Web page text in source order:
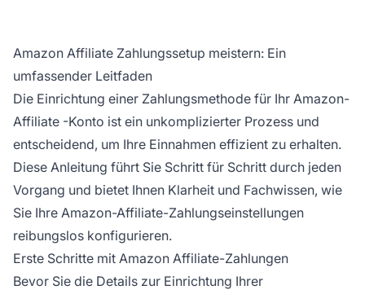
Amazon Affiliate Zahlungssetup meistern: Ein
umfassender Leitfaden
Die Einrichtung einer Zahlungsmethode für Ihr Amazon-
Affiliate -Konto ist ein unkomplizierter Prozess und
entscheidend, um Ihre Einnahmen effizient zu erhalten.
Diese Anleitung führt Sie Schritt für Schritt durch jeden
Vorgang und bietet Ihnen Klarheit und Fachwissen, wie
Sie Ihre Amazon-Affiliate-Zahlungseinstellungen
reibungslos konfigurieren.
Erste Schritte mit Amazon Affiliate-Zahlungen
Bevor Sie die Details zur Einrichtung Ihrer